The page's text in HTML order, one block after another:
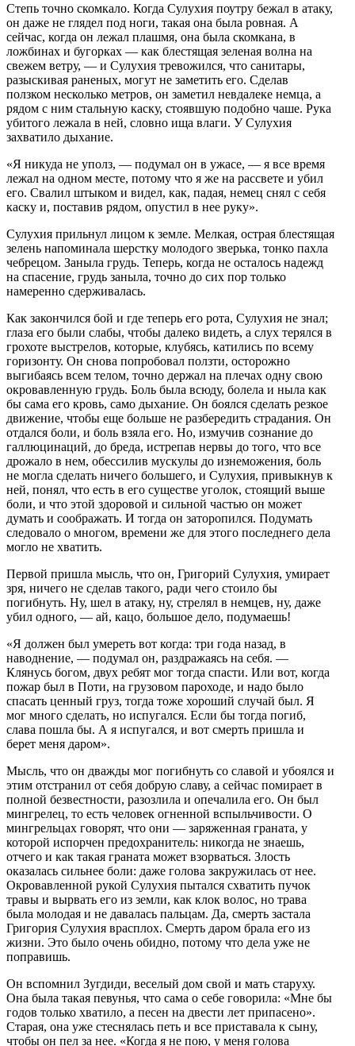
Степь точно скомкало. Когда Сулухия поутру бежал в атаку,
он даже не глядел под ноги, такая она была ровная. А
сейчас, когда он лежал плашмя, она была скомкана, в
ложбинах и бугорках — как блестящая зеленая волна на
свежем ветру, — и Сулухия тревожился, что санитары,
разыскивая раненых, могут не заметить его. Сделав
ползком несколько метров, он заметил невдалеке немца, а
рядом с ним стальную каску, стоявшую подобно чаше. Рука
убитого лежала в ней, словно ища влаги. У Сулухия
захватило дыхание.
«Я никуда не уполз, — подумал он в ужасе, — я все время
лежал на одном месте, потому что я же на рассвете и убил
его. Свалил штыком и видел, как, падая, немец снял с себя
каску и, поставив рядом, опустил в нее руку».
Сулухия прильнул лицом к земле. Мелкая, острая блестящая
зелень напоминала шерстку молодого зверька, тонко пахла
чебрецом. Заныла грудь. Теперь, когда не осталось надежд
на спасение, грудь заныла, точно до сих пор только
намеренно сдерживалась.
Как закончился бой и где теперь его рота, Сулухия не знал;
глаза его были слабы, чтобы далеко видеть, а слух терялся в
грохоте выстрелов, которые, клубясь, катились по всему
горизонту. Он снова попробовал ползти, осторожно
выгибаясь всем телом, точно держал на плечах одну свою
окровавленную грудь. Боль была всюду, болела и ныла как
бы сама его кровь, само дыхание. Он боялся сделать резкое
движение, чтобы еще больше не разбередить страдания. Он
отдался боли, и боль взяла его. Но, измучив сознание до
галлюцинаций, до бреда, истрепав нервы до того, что все
дрожало в нем, обессилив мускулы до изнеможения, боль
не могла сделать ничего большего, и Сулухия, привыкнув к
ней, понял, что есть в его существе уголок, стоящий выше
боли, и что этой здоровой и сильной частью он может
думать и соображать. И тогда он заторопился. Подумать
следовало о многом, времени же для этого последнего дела
могло не хватить.
Первой пришла мысль, что он, Григорий Сулухия, умирает
зря, ничего не сделав такого, ради чего стоило бы
погибнуть. Ну, шел в атаку, ну, стрелял в немцев, ну, даже
убил одного, — ай, кацо, большое дело, подумаешь!
«Я должен был умереть вот когда: три года назад, в
наводнение, — подумал он, раздражаясь на себя. —
Клянусь богом, двух ребят мог тогда спасти. Или вот, когда
пожар был в Поти, на грузовом пароходе, и надо было
спасать ценный груз, тогда тоже хороший случай был. Я
мог много сделать, но испугался. Если бы тогда погиб,
слава пошла бы. А я испугался, и вот смерть пришла и
берет меня даром».
Мысль, что он дважды мог погибнуть со славой и убоялся и
этим отстранил от себя добрую славу, а сейчас помирает в
полной безвестности, разозлила и опечалила его. Он был
мингрелец, то есть человек огненной вспыльчивости. О
мингрельцах говорят, что они — заряженная граната, у
которой испорчен предохранитель: никогда не знаешь,
отчего и как такая граната может взорваться. Злость
оказалась сильнее боли: даже голова закружилась от нее.
Окровавленной рукой Сулухия пытался схватить пучок
травы и вырвать его из земли, как клок волос, но трава
была молодая и не давалась пальцам. Да, смерть застала
Григория Сулухия врасплох. Смерть даром брала его из
жизни. Это было очень обидно, потому что дела уже не
поправишь.
Он вспомнил Зугдиди, веселый дом свой и мать старуху.
Она была такая певунья, что сама о себе говорила: «Мне бы
годов только хватило, а песен на двести лет припасено».
Старая, она уже стеснялась петь и все приставала к сыну,
чтобы он пел за нее. «Когда я не пою, у меня голова